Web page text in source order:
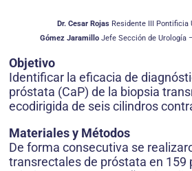
Dr. Cesar Rojas Residente III Pontificia
Gómez Jaramillo Jefe Sección de Urología
Objetivo
Identificar la eficacia de
próstata (CaP) de la biopsia
ecodirigida de seis cilindros
Materiales y Métodos
De forma consecutiva se
transrectales de próstata en 159